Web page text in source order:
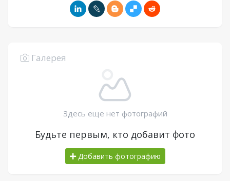
Галерея
Здесь еще нет фотографий
Будьте первым, кто добавит фото
Добавить фотографию